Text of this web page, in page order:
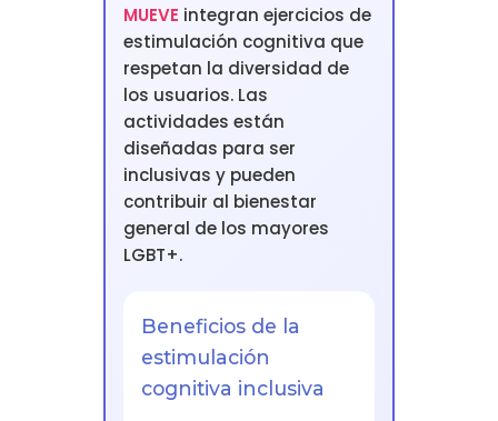
MUEVE integran ejercicios de
estimulación cognitiva que
respetan la diversidad de
los usuarios. Las
actividades están
diseñadas para ser
inclusivas y pueden
contribuir al bienestar
general de los mayores
LGBT+.
Beneficios de la
estimulación
cognitiva inclusiva